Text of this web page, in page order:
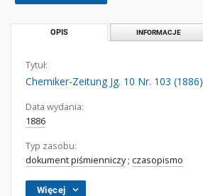
OPIS INFORMACJE
Tytuł:
Chemiker-Zeitung Jg. 10 Nr. 103 (1886)
Data wydania:
1886
Typ zasobu:
dokument piśmienniczy; czasopismo
Więcej